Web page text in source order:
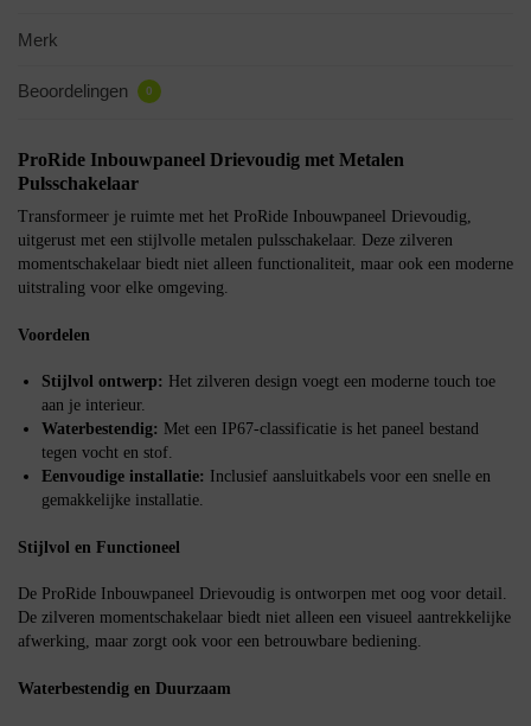
Merk
Beoordelingen 0
ProRide Inbouwpaneel Drievoudig met Metalen
Pulsschakelaar
Transformeer je ruimte met het ProRide Inbouwpaneel Drievoudig,
uitgerust met een stijlvolle metalen pulsschakelaar. Deze zilveren
momentschakelaar biedt niet alleen functionaliteit, maar ook een moderne
uitstraling voor elke omgeving.
Voordelen
Stijlvol ontwerp: Het zilveren design voegt een moderne touch toe
aan je interieur.
Waterbestendig: Met een IP67-classificatie is het paneel bestand
tegen vocht en stof.
Eenvoudige installatie: Inclusief aansluitkabels voor een snelle en
gemakkelijke installatie.
Stijlvol en Functioneel
De ProRide Inbouwpaneel Drievoudig is ontworpen met oog voor detail.
De zilveren momentschakelaar biedt niet alleen een visueel aantrekkelijke
afwerking, maar zorgt ook voor een betrouwbare bediening.
Waterbestendig en Duurzaam